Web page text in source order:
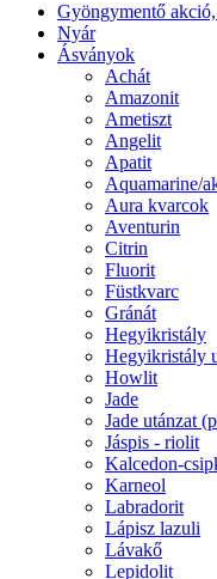
Gyöngymentő
Nyár
Ásványok
Achát
Amazonit
Ametiszt
Angelit
Apatit
Aquamarine/
Aura kvarcok
Aventurin
Citrin
Fluorit
Füstkvarc
Gránát
Hegyikristály
Hegyikristály
Howlit
Jade
Jade utánzat
Jáspis - riolit
Kalcedon-
Karneol
Labradorit
Lápisz lazuli
Lávakő
Lepidolit